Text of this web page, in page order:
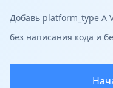
Добавь platform_type A
без написания кода и